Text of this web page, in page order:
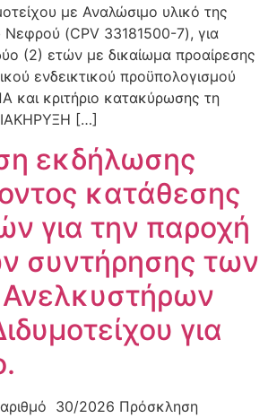
με Αναλώσιμο υλικό της
(CPV 33181500-7), για
(2) ετών με δικαίωμα προαίρεσης
ενδεικτικού προϋπολογισμού
κριτήριο κατακύρωσης τη
[…]
εκδήλωσης
κατάθεσης
για την παροχή
συντήρησης των
για
30/2026 Πρόσκληση